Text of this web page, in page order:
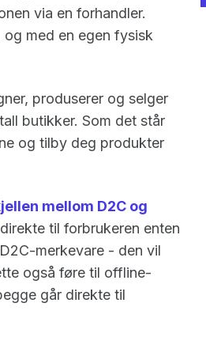
via en forhandler.
med en egen fysisk
produserer og selger
butikker. Som det står
og tilby deg produkter
mellom D2C og
til forbrukeren enten
merkevare - den vil
også føre til offline-
går direkte til